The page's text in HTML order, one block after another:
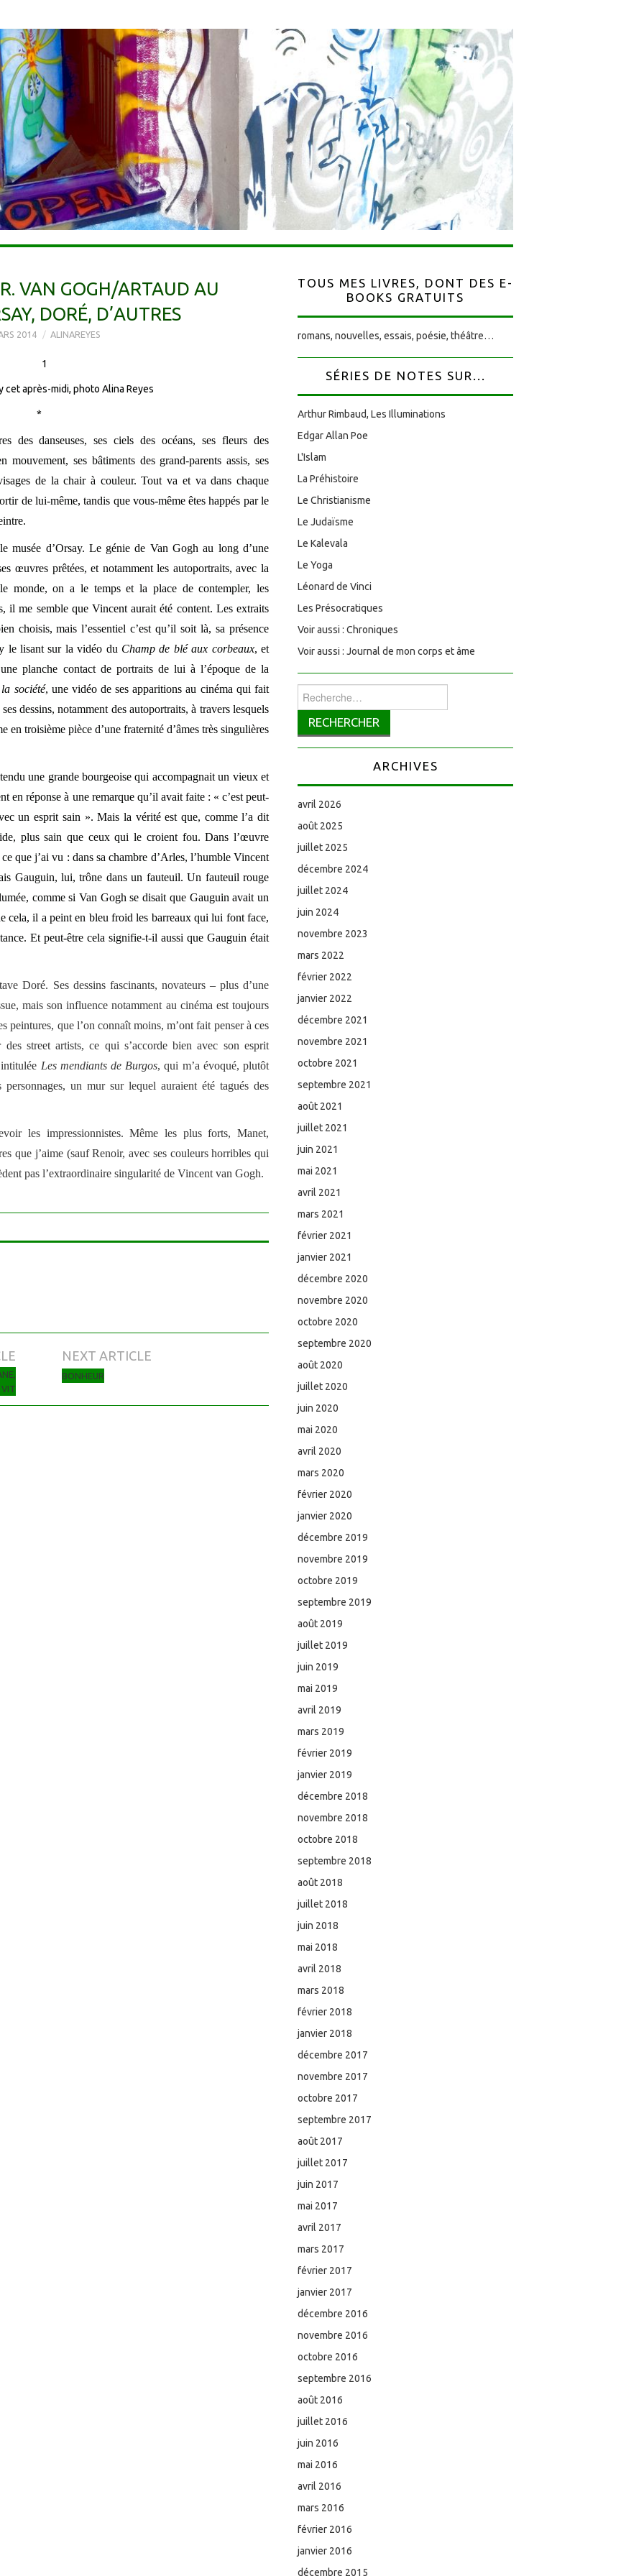
VAN GOGH/ARTAUD AU
DORÉ, D’AUTRES
2014 ALINAREYES
cet après-midi, photo Alina Reyes
*
des danseuses, ses ciels des océans, ses fleurs des
mouvement, ses bâtiments des grand-parents assis, ses
de la chair à couleur. Tout va et va dans chaque
de lui-même, tandis que vous-même êtes happés par le
musée d’Orsay. Le génie de Van Gogh au long d’une
œuvres prêtées, et notamment les autoportraits, avec la
monde, on a le temps et la place de contempler, les
il me semble que Vincent aurait été content. Les extraits
choisis, mais l’essentiel c’est qu’il soit là, sa présence
le lisant sur la vidéo du Champ de blé aux corbeaux, et
planche contact de portraits de lui à l’époque de la
société, une vidéo de ses apparitions au cinéma qui fait
dessins, notamment des autoportraits, à travers lesquels
en troisième pièce d’une fraternité d’âmes très singulières
une grande bourgeoise qui accompagnait un vieux et
en réponse à une remarque qu’il avait faite : « c’est peut-
un esprit sain ». Mais la vérité est que, comme l’a dit
plus sain que ceux qui le croient fou. Dans l’œuvre
que j’ai vu : dans sa chambre d’Arles, l’humble Vincent
Gauguin, lui, trône dans un fauteuil. Un fauteuil rouge
comme si Van Gogh se disait que Gauguin avait un
cela, il a peint en bleu froid les barreaux qui lui font face,
Et peut-être cela signifie-t-il aussi que Gauguin était
Doré. Ses dessins fascinants, novateurs – plus d’une
mais son influence notamment au cinéma est toujours
peintures, que l’on connaît moins, m’ont fait penser à ces
des street artists, ce qui s’accorde bien avec son esprit
Les mendiants de Burgos, qui m’a évoqué, plutôt
un mur sur lequel auraient été tagués des
les impressionnistes. Même les plus forts, Manet,
que j’aime (sauf Renoir, avec ses couleurs horribles qui
pas l’extraordinaire singularité de Vincent van Gogh.
VIT
NEXT ARTICLE
BONHEUR
TOUS MES LIVRES, DONT DES E-
BOOKS GRATUITS
romans, nouvelles, essais, poésie, théâtre…
SÉRIES DE NOTES SUR...
Arthur Rimbaud, Les Illuminations
Edgar Allan Poe
L'Islam
La Préhistoire
Le Christianisme
Le Judaïsme
Le Kalevala
Le Yoga
Léonard de Vinci
Les Présocratiques
Voir aussi : Chroniques
Voir aussi : Journal de mon corps et âme
Rechercher :
ARCHIVES
avril 2026
août 2025
juillet 2025
décembre 2024
juillet 2024
juin 2024
novembre 2023
mars 2022
février 2022
janvier 2022
décembre 2021
novembre 2021
octobre 2021
septembre 2021
août 2021
juillet 2021
juin 2021
mai 2021
avril 2021
mars 2021
février 2021
janvier 2021
décembre 2020
novembre 2020
octobre 2020
septembre 2020
août 2020
juillet 2020
juin 2020
mai 2020
avril 2020
mars 2020
février 2020
janvier 2020
décembre 2019
novembre 2019
octobre 2019
septembre 2019
août 2019
juillet 2019
juin 2019
mai 2019
avril 2019
mars 2019
février 2019
janvier 2019
décembre 2018
novembre 2018
octobre 2018
septembre 2018
août 2018
juillet 2018
juin 2018
mai 2018
avril 2018
mars 2018
février 2018
janvier 2018
décembre 2017
novembre 2017
octobre 2017
septembre 2017
août 2017
juillet 2017
juin 2017
mai 2017
avril 2017
mars 2017
février 2017
janvier 2017
décembre 2016
novembre 2016
octobre 2016
septembre 2016
août 2016
juillet 2016
juin 2016
mai 2016
avril 2016
mars 2016
février 2016
janvier 2016
décembre 2015